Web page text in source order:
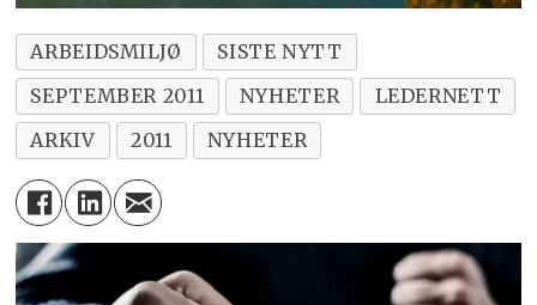
ARBEIDSMILJØ
SISTE NYTT
SEPTEMBER 2011
NYHETER
LEDERNETT
ARKIV
2011 NYHETER